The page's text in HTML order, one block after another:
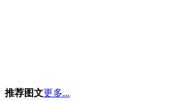
推荐图文更多...